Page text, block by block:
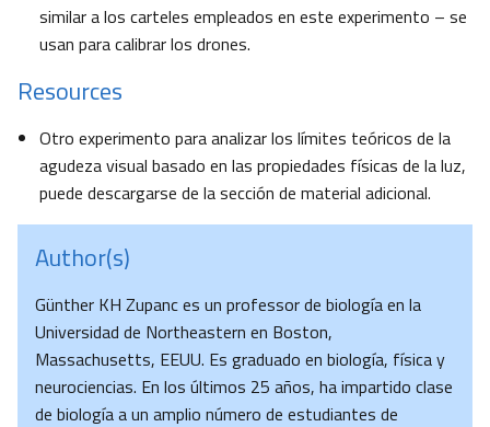
similar a los carteles empleados en este experimento – se
usan para calibrar los drones.
Resources
Otro experimento para analizar los límites teóricos de la
agudeza visual basado en las propiedades físicas de la luz,
puede descargarse de la sección de material adicional.
Author(s)
Günther KH Zupanc es un professor de biología en la
Universidad de Northeastern en Boston,
Massachusetts, EEUU. Es graduado en biología, física y
neurociencias. En los últimos 25 años, ha impartido clase
de biología a un amplio número de estudiantes de